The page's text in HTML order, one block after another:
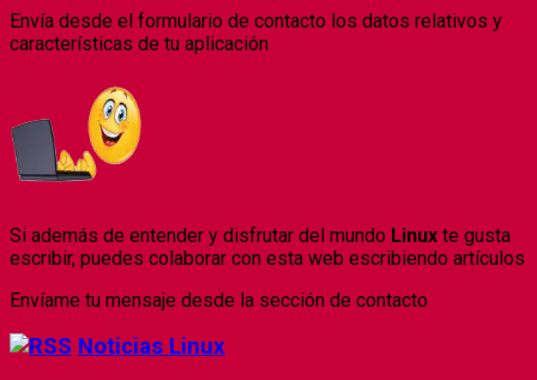
Envía desde el formulario de contacto los datos relativos y
características de tu aplicación
Si además de entender y disfrutar del mundo Linux te gusta
escribir, puedes colaborar con esta web escribiendo artículos
Envíame tu mensaje desde la sección de contacto
Noticias Linux